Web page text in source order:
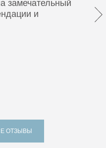
замечательный
и
ОТЗЫВЫ